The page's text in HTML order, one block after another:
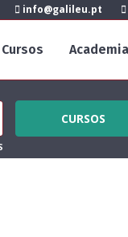
info@galileu.pt
Cursos
CURSOS